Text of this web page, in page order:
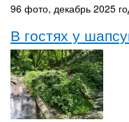
96 фото, декабрь 2025
В гостях у